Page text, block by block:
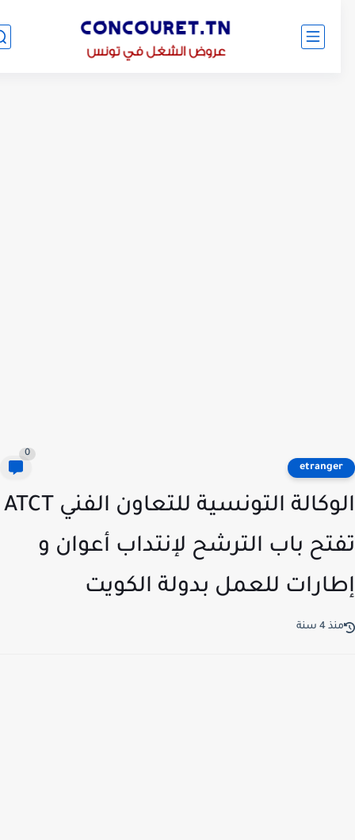
الوكالة التونسية للتعاون الفني ATCT
باب الترشح لإنتداب أعوان و
للعمل بدولة الكويت
4 سنة